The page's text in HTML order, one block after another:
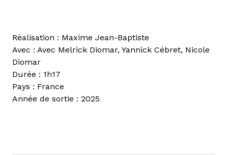
Réalisation : Maxime Jean-Baptiste
Avec : Avec Melrick Diomar, Yannick Cébret, Nicole
Diomar
Durée : 1h17
Pays : France
Année de sortie : 2025